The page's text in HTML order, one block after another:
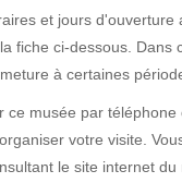
et jours
fiche ci-dessous. Dans
à certaines
ce musée par
votre visite.
le site internet du